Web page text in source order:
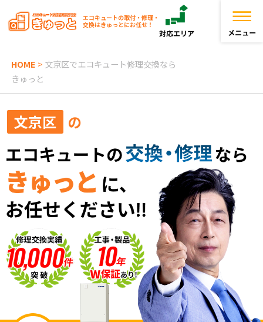
トップページ
きゅっとが選ばれる理由
お役立ち情報
お客様の声
よくある質問
SNSアカウント
エコキュートの取付・修理・
交換はきゅっとにお任せ！
HOME > 文京区でエコキュート修理交換なら
きゅっと
文京区 の